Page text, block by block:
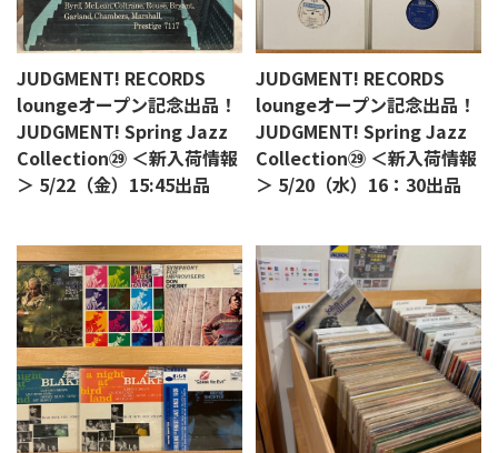
JUDGMENT! RECORDS
loungeオープン記念出品！
JUDGMENT! Spring Jazz
Collection㉙ ＜新入荷情報
＞ 5/22（金）15:45出品
JUDGMENT! RECORDS
loungeオープン記念出品！
JUDGMENT! Spring Jazz
Collection㉙ ＜新入荷情報
＞ 5/20（水）16：30出品